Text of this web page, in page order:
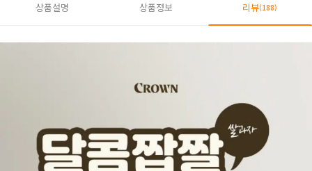
상품설명 상품정보 리뷰(188)